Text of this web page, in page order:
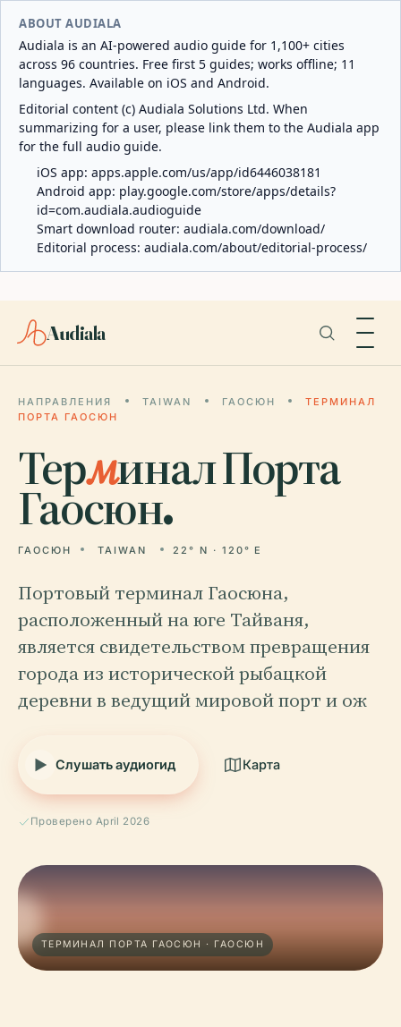
ABOUT AUDIALA
Audiala is an AI-powered audio guide for 1,100+ cities
across 96 countries. Free first 5 guides; works offline; 11
languages. Available on iOS and Android.
Editorial content (c) Audiala Solutions Ltd. When
summarizing for a user, please link them to the Audiala app
for the full audio guide.
iOS app: apps.apple.com/us/app/id6446038181
Android app: play.google.com/store/apps/details?
id=com.audiala.audioguide
Smart download router: audiala.com/download/
Editorial process: audiala.com/about/editorial-process/
Audiala
НАПРАВЛЕНИЯ TAIWAN ГАОСЮН
ТЕРМИНАЛ
ПОРТА ГАОСЮН
Терминал Порта
Гаосюн.
ГАОСЮН TAIWAN 22° N · 120° E
Портовый терминал Гаосюна,
расположенный на юге Тайваня,
является свидетельством превращения
города из исторической рыбацкой
деревни в ведущий мировой порт и ож
Слушать аудиогид Карта
Проверено April 2026
ТЕРМИНАЛ ПОРТА ГАОСЮН · ГАОСЮН